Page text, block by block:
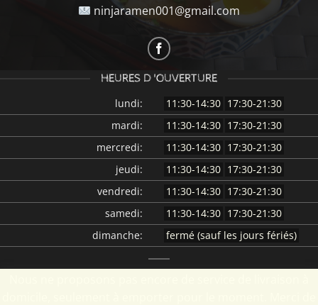
ninjaramen001@gmail.com
HEURES D 'OUVERTURE
lundi:
11:30-14:30 17:30-21:30
mardi:
11:30-14:30 17:30-21:30
mercredi:
11:30-14:30 17:30-21:30
jeudi:
11:30-14:30 17:30-21:30
vendredi:
11:30-14:30 17:30-21:30
samedi:
11:30-14:30 17:30-21:30
dimanche:
fermé (sauf les jours fériés)